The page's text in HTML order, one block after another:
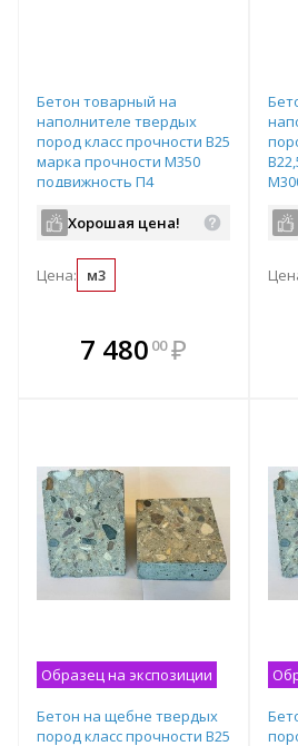
Бетон товарный на
наполнителе твердых
пород класс прочности В25
марка прочности М350
подвижность П4
Хорошая цена!
Цена: м3
7 480 00 ₽
В комплекте
всегда выгоднее!
Образец на экспозиции
Бетон на щебне твердых
пород класс прочности B25